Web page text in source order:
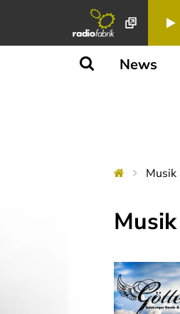
News
Musik